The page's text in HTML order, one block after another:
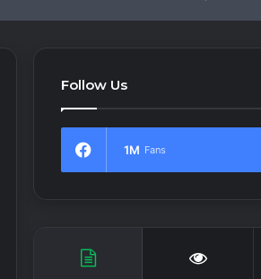
Follow Us
1M Fans